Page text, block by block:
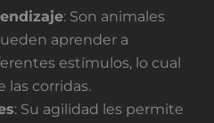
: Son animales
aprender a
estímulos, lo cual
las corridas.
: Su agilidad les permite